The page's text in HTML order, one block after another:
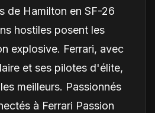
de Hamilton en SF-26
hostiles posent les
explosive. Ferrari, avec
et ses pilotes d'élite,
meilleurs. Passionnés
à Ferrari Passion